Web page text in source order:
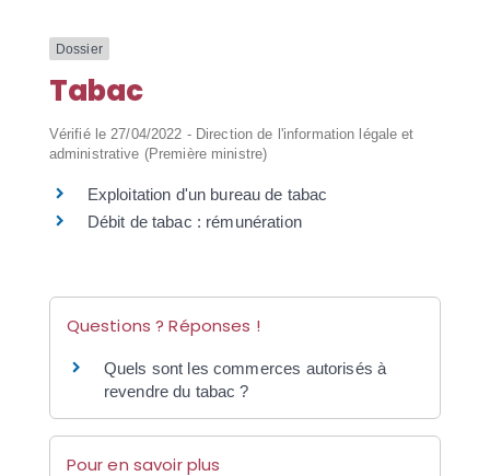
Dossier
Tabac
Vérifié le 27/04/2022 - Direction de l'information légale et
administrative (Première ministre)
Exploitation d'un bureau de tabac
Débit de tabac : rémunération
Questions ? Réponses !
Quels sont les commerces autorisés à
revendre du tabac ?
Pour en savoir plus